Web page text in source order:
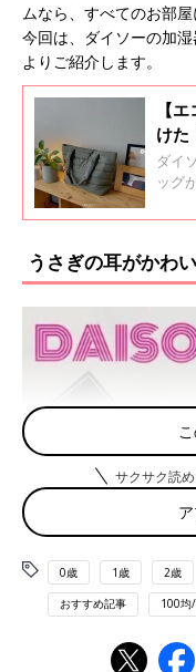
ムなら、すべてのお部
今回は、ダイソーの加
よりご紹介します。
【
けた
ダイ
ッグ
ちょ
うさぎの耳がかわ
サクサク読
0歳 1歳 2歳
おすすめ記事 100均